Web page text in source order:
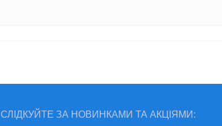
СЛІДКУЙТЕ ЗА НОВИНКАМИ ТА АКЦІЯМИ: